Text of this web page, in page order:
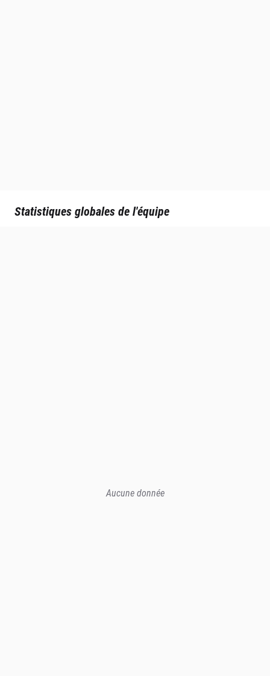
Statistiques globales de l'équipe
Aucune donnée